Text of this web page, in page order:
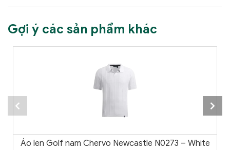
Gợi ý các sản phẩm khác
Áo len Golf nam Chervo Newcastle N0273 – White